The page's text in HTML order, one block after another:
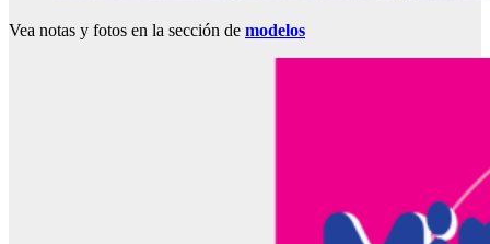
Vea notas y fotos en la sección de modelos